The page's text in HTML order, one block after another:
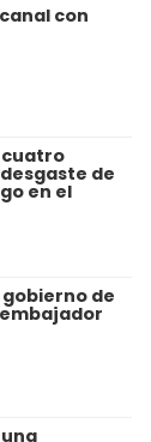
con
cuatro
de
en el
de